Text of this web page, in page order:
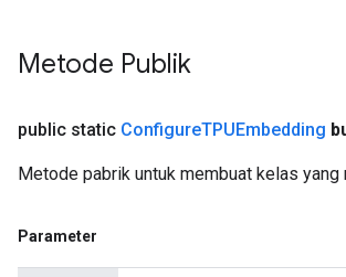
Metode Publik
public static ConfigureTPUEmbedding
Metode pabrik untuk membuat kelas
Parameter